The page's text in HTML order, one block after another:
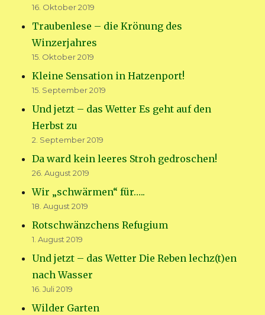
16. Oktober 2019
Traubenlese – die Krönung des
Winzerjahres
15. Oktober 2019
Kleine Sensation in Hatzenport!
15. September 2019
Und jetzt – das Wetter Es geht auf den
Herbst zu
2. September 2019
Da ward kein leeres Stroh gedroschen!
26. August 2019
Wir „schwärmen“ für…..
18. August 2019
Rotschwänzchens Refugium
1. August 2019
Und jetzt – das Wetter Die Reben lechz(t)en
nach Wasser
16. Juli 2019
Wilder Garten